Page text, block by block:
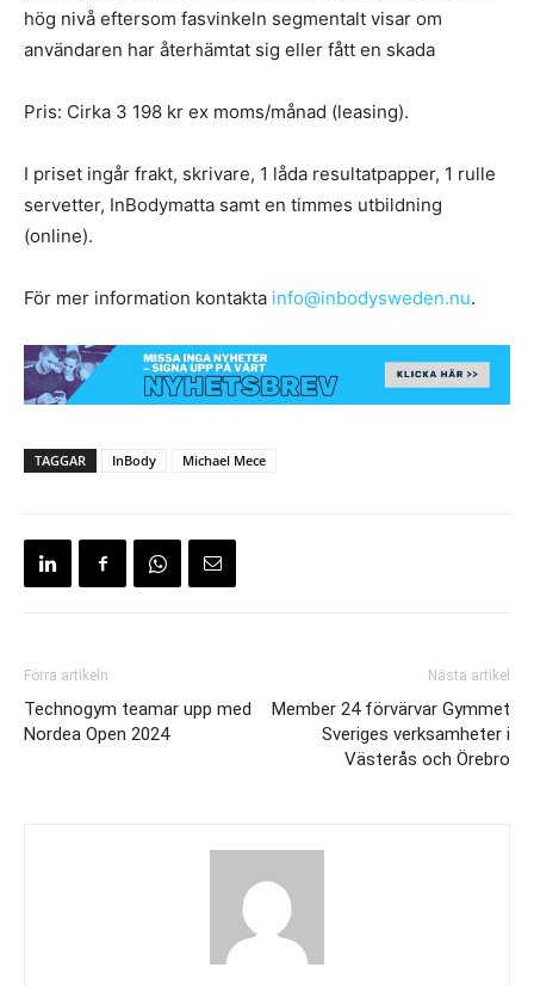
hög nivå eftersom fasvinkeln segmentalt visar om
användaren har återhämtat sig eller fått en skada
Pris: Cirka 3 198 kr ex moms/månad (leasing).
I priset ingår frakt, skrivare, 1 låda resultatpapper, 1 rulle
servetter, InBodymatta samt en timmes utbildning
(online).
För mer information kontakta info@inbodysweden.nu.
TAGGAR InBody Michael Mece
Förra artikeln
Technogym teamar upp med
Nordea Open 2024
Nästa artikel
Member 24 förvärvar Gymmet
Sveriges verksamheter i
Västerås och Örebro